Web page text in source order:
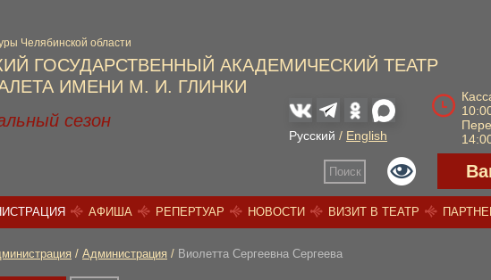
ГОСУДАРСТВЕННЫЙ АКАДЕМИЧЕСКИЙ ТЕАТР
ИМЕНИ М. И. ГЛИНКИ
Челябинской области
Русский / English
сезон
Поиск
АФИША РЕПЕРТУАР НОВОСТИ ВИЗИТ В ТЕАТР
/ Администрация / Виолетта Сергеевна Сергеева